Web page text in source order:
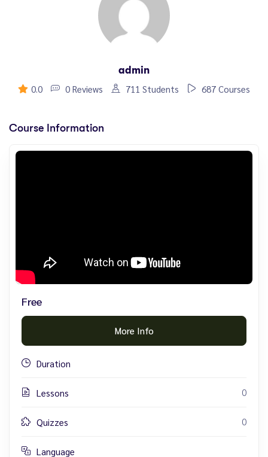
admin
0.0
0 Reviews 711 Students 687 Courses
Course Information
Free
More Info
Duration
Lessons 0
Quizzes 0
Language